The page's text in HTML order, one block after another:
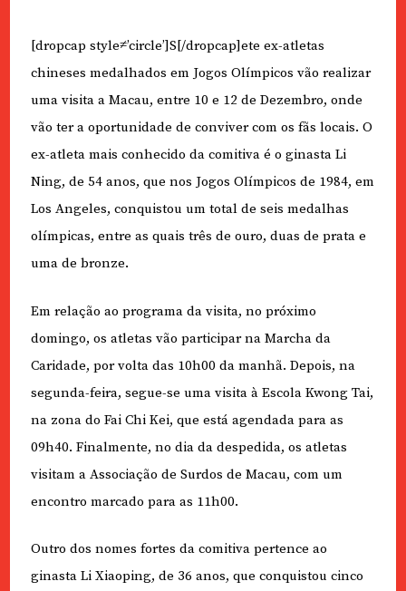
[dropcap style≠’circle’]S[/dropcap]ete ex-atletas
chineses medalhados em Jogos Olímpicos vão realizar
uma visita a Macau, entre 10 e 12 de Dezembro, onde
vão ter a oportunidade de conviver com os fãs locais. O
ex-atleta mais conhecido da comitiva é o ginasta Li
Ning, de 54 anos, que nos Jogos Olímpicos de 1984, em
Los Angeles, conquistou um total de seis medalhas
olímpicas, entre as quais três de ouro, duas de prata e
uma de bronze.
Em relação ao programa da visita, no próximo
domingo, os atletas vão participar na Marcha da
Caridade, por volta das 10h00 da manhã. Depois, na
segunda-feira, segue-se uma visita à Escola Kwong Tai,
na zona do Fai Chi Kei, que está agendada para as
09h40. Finalmente, no dia da despedida, os atletas
visitam a Associação de Surdos de Macau, com um
encontro marcado para as 11h00.
Outro dos nomes fortes da comitiva pertence ao
ginasta Li Xiaoping, de 36 anos, que conquistou cinco